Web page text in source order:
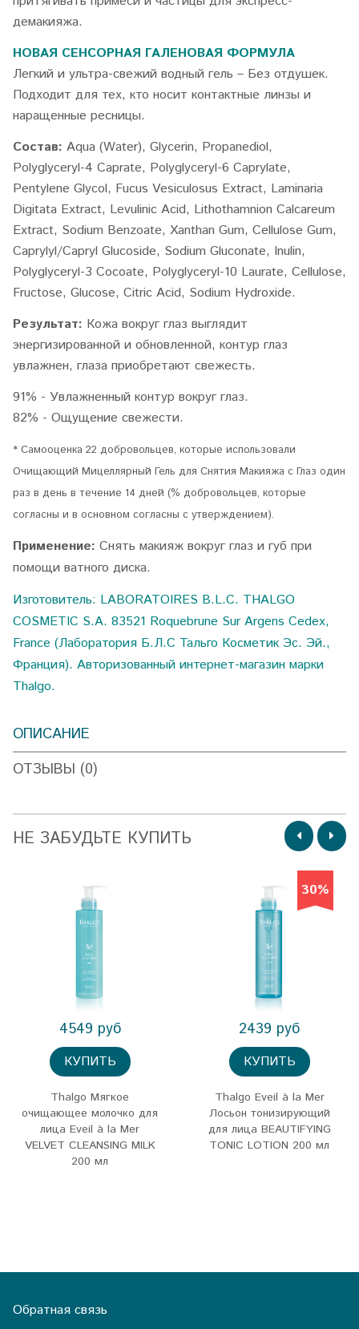
демакияжа.
НОВАЯ СЕНСОРНАЯ ГАЛЕНОВАЯ ФОРМУЛА
Легкий и ультра-свежий водный гель – Без отдушек.
Подходит для тех, кто носит контактные линзы и
наращенные ресницы.
Состав: Aqua (Water), Glycerin, Propanediol,
Polyglyceryl-4 Caprate, Polyglyceryl-6 Caprylate,
Pentylene Glycol, Fucus Vesiculosus Extract, Laminaria
Digitata Extract, Levulinic Acid, Lithothamnion Calcareum
Extract, Sodium Benzoate, Xanthan Gum, Cellulose Gum,
Caprylyl/Capryl Glucoside, Sodium Gluconate, Inulin,
Polyglyceryl-3 Cocoate, Polyglyceryl-10 Laurate, Cellulose,
Fructose, Glucose, Citric Acid, Sodium Hydroxide.
Результат: Кожа вокруг глаз выглядит
энергизированной и обновленной, контур глаз
увлажнен, глаза приобретают свежесть.
91% - Увлажненный контур вокруг глаз.
82% - Ощущение свежести.
* Самооценка 22 добровольцев, которые использовали
Очищающий Мицеллярный Гель для Снятия Макияжа с Глаз один
раз в день в течение 14 дней (% добровольцев, которые
согласны и в основном согласны с утверждением).
Применение: Снять макияж вокруг глаз и губ при
помощи ватного диска.
Изготовитель: LABORATOIRES B.L.C. THALGO
COSMETIC S.A. 83521 Roquebrune Sur Argens Cedex,
France (Лаборатория Б.Л.С Тальго Косметик Эс. Эй.,
Франция). Авторизованный интернет-магазин марки
Thalgo.
ОПИСАНИЕ
ОТЗЫВЫ (0)
НЕ ЗАБУДЬТЕ КУПИТЬ
4549 руб
КУПИТЬ
Thalgo Мягкое
очищающее молочко для
лица Eveil à la Mer
VELVET CLEANSING MILK
200 мл
30%
2439 руб
КУПИТЬ
Thalgo Eveil à la Mer
Лосьон тонизирующий
для лица BEAUTIFYING
TONIC LOTION 200 мл
Обратная связь